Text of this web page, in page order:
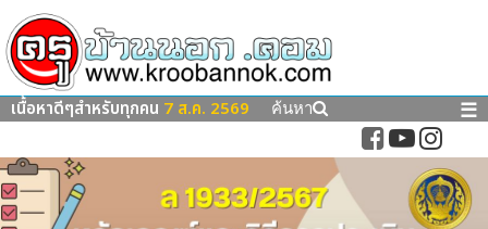
เนื้อหาดีๆสำหรับทุกคน 7 ส.ค. 2569 ค้นหา ☰